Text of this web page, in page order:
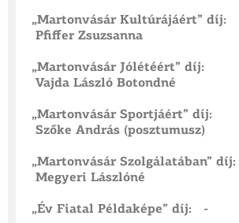
„Martonvásár Kultúrájáért” díj:
Pfiffer Zsuzsanna
„Martonvásár Jólétéért” díj:
Vajda László Botondné
„Martonvásár Sportjáért” díj:
Szőke András (posztumusz)
„Martonvásár Szolgálatában” díj:
Megyeri Lászlóné
„Év Fiatal Példaképe” díj: -